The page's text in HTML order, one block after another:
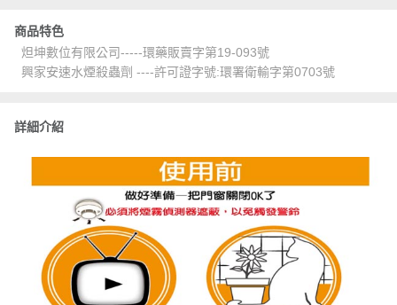
商品特色
炟坤數位有限公司-----環藥販賣字第19-093號
興家安速水煙殺蟲劑 ----許可證字號:環署衛輸字第0703號
詳細介紹